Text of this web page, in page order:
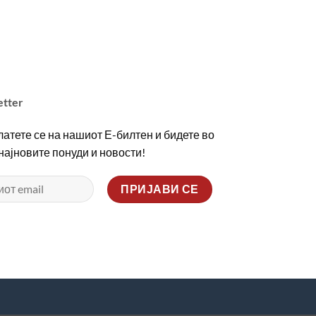
се на нашиот Е-билтен и бидете во
понуди и новости!